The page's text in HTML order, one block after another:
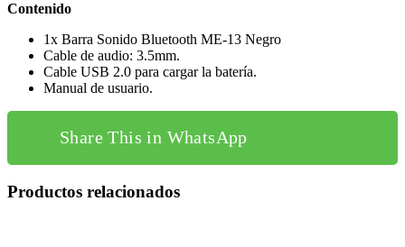
Contenido
1x Barra Sonido Bluetooth ME-13 Negro
Cable de audio: 3.5mm.
Cable USB 2.0 para cargar la batería.
Manual de usuario.
Share This in WhatsApp
Productos relacionados